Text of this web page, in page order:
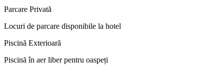
Parcare Privată
Locuri de parcare disponibile la hotel
Piscină Exterioară
Piscină în aer liber pentru oaspeți